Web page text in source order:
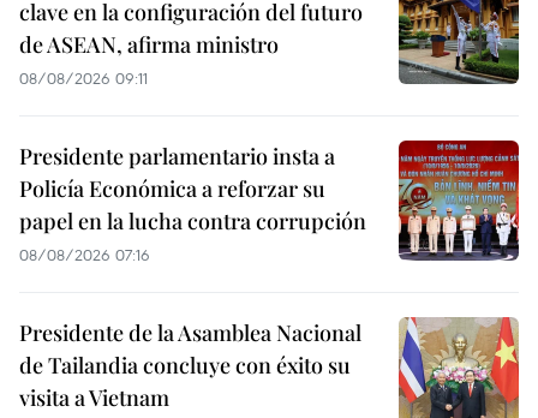
clave en la configuración del futuro
de ASEAN, afirma ministro
08/08/2026 09:11
Presidente parlamentario insta a
Policía Económica a reforzar su
papel en la lucha contra corrupción
08/08/2026 07:16
Presidente de la Asamblea Nacional
de Tailandia concluye con éxito su
visita a Vietnam